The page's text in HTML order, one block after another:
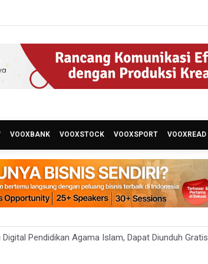
VOOXBANK VOOXSTOCK VOOXSPORT VOOXREAD
Pendidikan Agama Islam, Dapat Diunduh Gratis